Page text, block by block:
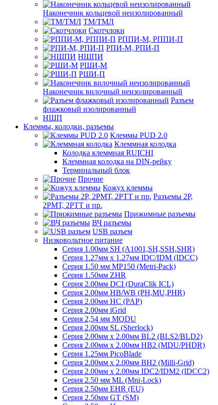
Наконечник кольцевой неизолированный
ТМ/ТМЛ
Скотчлоки
РППИ-М, РППИ-П
РПИ-М, РПИ-П
НШПИ
РШИ-М
РШИ-П
Наконечник вилочный неизолированный
Разъем
флажковый изолированный
НШП
Клеммы, колодки, разъемы
Клеммы PUD 2.0
Клеммная колодка
Колодка клеммная RUICHI
Клеммная колодка на DIN-рейку
Терминальный блок
Прочие
Кожух клеммы
Разъемы 2Р,
2РМТ, 2РТТ и пр.
Прижимные разъемы
ВЧ разъемы
USB разъем
Низковольтное питание
Серия 1.00мм SH (A1001,SH,SSH,SHR)
Серия 1.27мм x 1.27мм IDC/IDM (IDCC)
Серия 1.50 мм MP150 (Metri-Pack)
Серия 1.50мм ZHR
Серия 2.00мм DCI (DuraClik ICL)
Серия 2.00мм HB/WB (PH,MU,PHR)
Серия 2.00мм HC (PAP)
Серия 2.00мм iGrid
Серия 2,54 мм MODU
Серия 2.00мм SL (Sherlock)
Серия 2.00мм x 2.00мм BL2 (BLS2/BLD2)
Серия 2.00мм x 2.00мм HB2 (MDU/PHDR)
Серия 1.25мм PicoBlade
Серия 2.00мм х 2.00мм BH2 (Milli-Grid)
Серия 2.00мм х 2.00мм IDC2/IDM2 (IDCC2)
Серия 2.50 мм ML (Mni-Lock)
Серия 2.50мм EHR (EU)
Серия 2.50мм GT (SM)